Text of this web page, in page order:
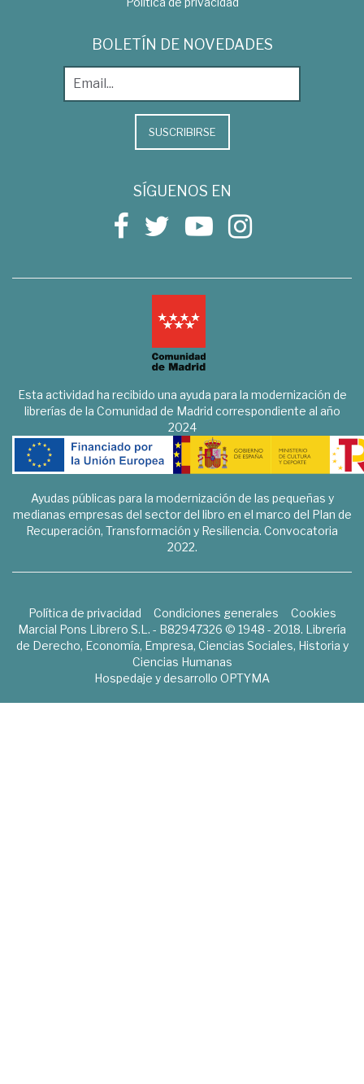
BOLETÍN DE NOVEDADES
SUSCRIBIRSE
SÍGUENOS EN
Esta actividad ha recibido una ayuda para la modernización de
librerías de la Comunidad de Madrid correspondiente al año
2024
Ayudas públicas para la modernización de las pequeñas y
medianas empresas del sector del libro en el marco del Plan de
Recuperación, Transformación y Resiliencia. Convocatoria
2022.
Política de privacidad Condiciones generales
Cookies
Marcial Pons Librero S.L. - B82947326 © 1948 - 2018. Librería
de Derecho, Economía, Empresa, Ciencias Sociales, Historia y
Ciencias Humanas
Hospedaje y desarrollo OPTYMA